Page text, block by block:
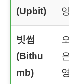
(Upbit)
빗썸
(Bithu
mb)
영